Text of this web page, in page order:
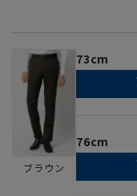
ブラウン
73cm
76cm